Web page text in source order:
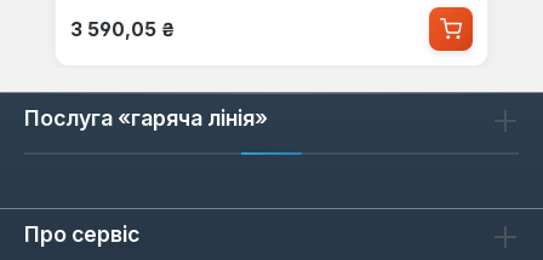
Звичайна ціна:
3 590,05 ₴
Послуга «гаряча лінія»
Про сервіс